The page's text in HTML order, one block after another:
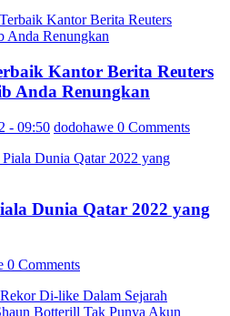
Kantor Berita Reuters
Anda Renungkan
- 09:50 dodohawe 0 Comments
Dunia Qatar 2022 yang
0 Comments